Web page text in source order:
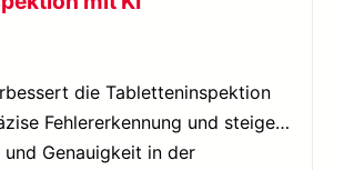
die Tabletteninspektion
Fehlererkennung und steigert
Genauigkeit in der